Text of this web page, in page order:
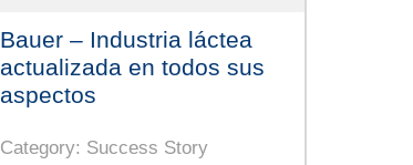
Bauer – Industria láctea
actualizada en todos sus
aspectos
Category: Success Story